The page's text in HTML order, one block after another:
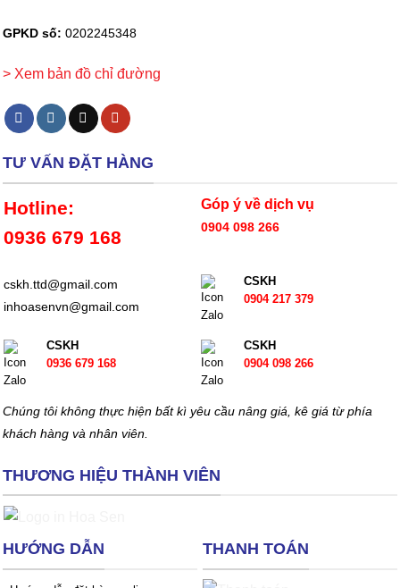
GPKD số: 0202245348
> Xem bản đồ chỉ đường
TƯ VẤN ĐẶT HÀNG
Hotline:
0936 679 168
Góp ý về dịch vụ
0904 098 266
cskh.ttd@gmail.com
inhoasenvn@gmail.com
CSKH
0904 217 379
CSKH
0936 679 168
CSKH
0904 098 266
Chúng tôi không thực hiện bất kì yêu cầu nâng giá, kê giá từ phía
khách hàng và nhân viên.
THƯƠNG HIỆU THÀNH VIÊN
HƯỚNG DẪN THANH TOÁN